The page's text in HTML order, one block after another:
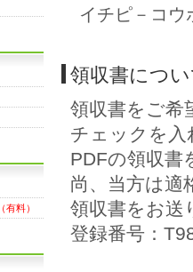
イチピ－コウ
領収書につ
領収書をご希
チェックを入
PDFの領収書
尚、当方は適
領収書をお送
登録番号：
（有料）